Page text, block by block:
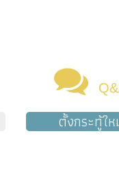
ตั้งกระทู้ใ